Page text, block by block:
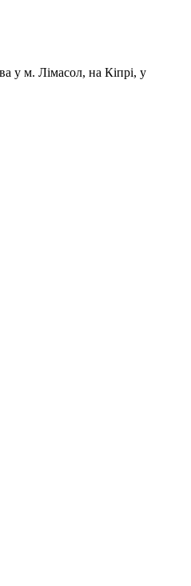
у м. Лімасол, на Кіпрі, у